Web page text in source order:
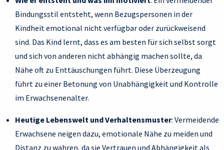
Bindungsstil entsteht, wenn Bezugspersonen in der
Kindheit emotional nicht verfügbar oder zurückweisend
sind. Das Kind lernt, dass es am besten für sich selbst sorgt
und sich von anderen nicht abhängig machen sollte, da
Nähe oft zu Enttäuschungen führt. Diese Überzeugung
führt zu einer Betonung von Unabhängigkeit und Kontrolle
im Erwachsenenalter.
Heutige Lebenswelt und Verhaltensmuster: Vermeidende
Erwachsene neigen dazu, emotionale Nähe zu meiden und
Distanz zu wahren, da sie Vertrauen und Abhängigkeit als